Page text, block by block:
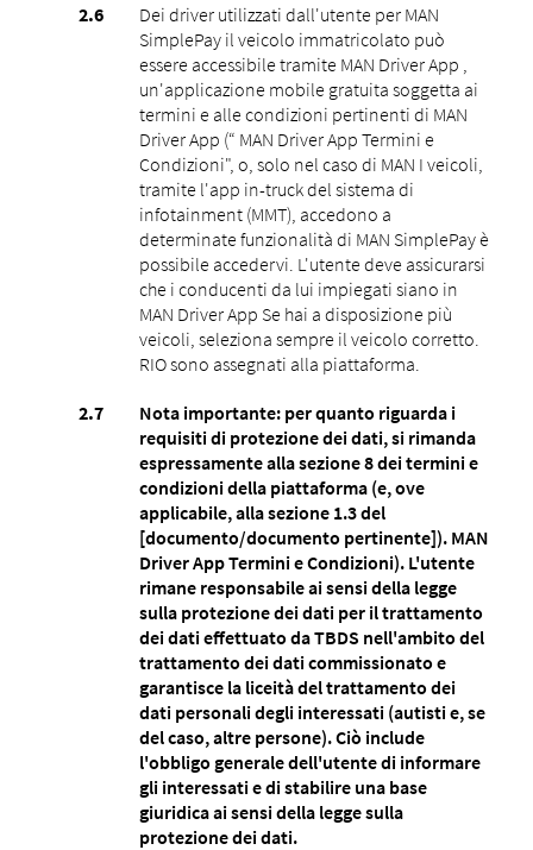
Dei driver utilizzati dall'utente per MAN
SimplePay il veicolo immatricolato può
essere accessibile tramite MAN Driver App ,
un'applicazione mobile gratuita soggetta ai
termini e alle condizioni pertinenti di MAN
Driver App (“ MAN Driver App Termini e
Condizioni", o, solo nel caso di MAN I veicoli,
tramite l'app in-truck del sistema di
infotainment (MMT), accedono a
determinate funzionalità di MAN SimplePay è
possibile accedervi. L'utente deve assicurarsi
che i conducenti da lui impiegati siano in
MAN Driver App Se hai a disposizione più
veicoli, seleziona sempre il veicolo corretto.
RIO sono assegnati alla piattaforma.
Nota importante: per quanto riguarda i
requisiti di protezione dei dati, si rimanda
espressamente alla sezione 8 dei termini e
condizioni della piattaforma (e, ove
applicabile, alla sezione 1.3 del
[documento/documento pertinente]). MAN
Driver App Termini e Condizioni). L'utente
rimane responsabile ai sensi della legge
sulla protezione dei dati per il trattamento
dei dati effettuato da TBDS nell'ambito del
trattamento dei dati commissionato e
garantisce la liceità del trattamento dei
dati personali degli interessati (autisti e, se
del caso, altre persone). Ciò include
l'obbligo generale dell'utente di informare
gli interessati e di stabilire una base
giuridica ai sensi della legge sulla
protezione dei dati.